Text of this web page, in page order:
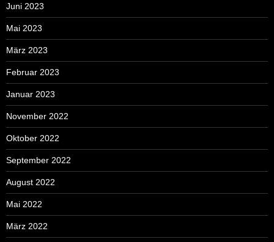
Juni 2023
Mai 2023
März 2023
Februar 2023
Januar 2023
November 2022
Oktober 2022
September 2022
August 2022
Mai 2022
März 2022